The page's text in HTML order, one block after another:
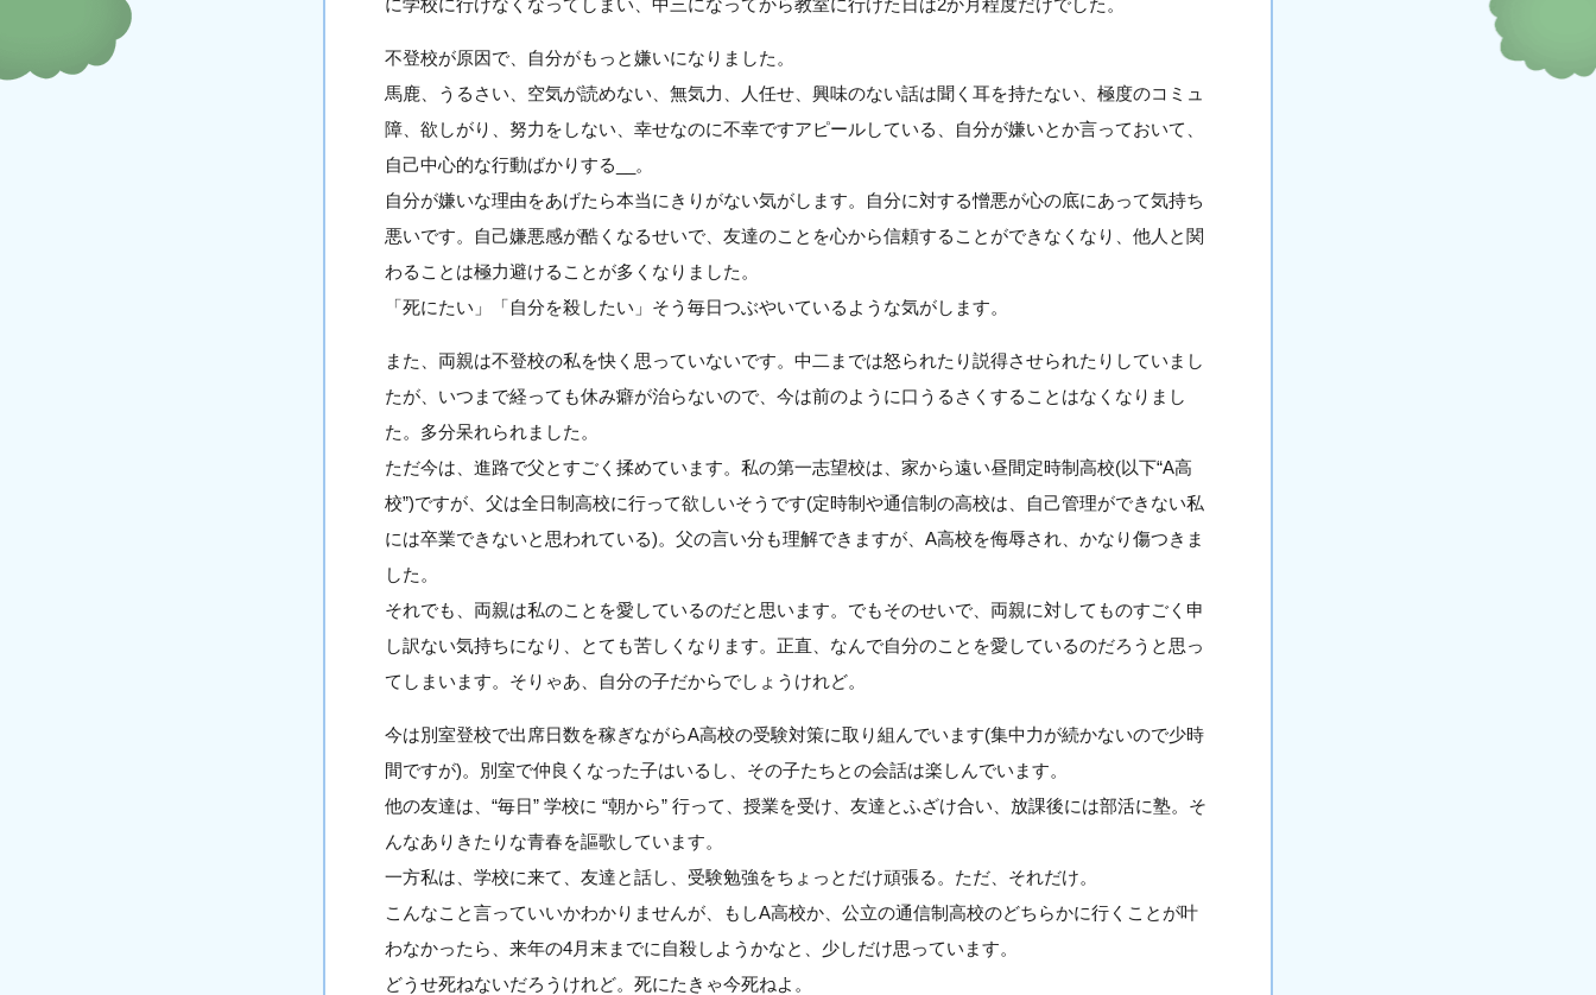
に学校に行けなくなってしまい、中三になってから教室に行けた日は2か月程度だけでした。
不登校が原因で、自分がもっと嫌いになりました。
馬鹿、うるさい、空気が読めない、無気力、人任せ、興味のない話は聞く耳を持たない、極度のコミュ
障、欲しがり、努力をしない、幸せなのに不幸ですアピールしている、自分が嫌いとか言っておいて、
自己中心的な行動ばかりする__。
自分が嫌いな理由をあげたら本当にきりがない気がします。自分に対する憎悪が心の底にあって気持ち
悪いです。自己嫌悪感が酷くなるせいで、友達のことを心から信頼することができなくなり、他人と関
わることは極力避けることが多くなりました。
「死にたい」「自分を殺したい」そう毎日つぶやいているような気がします。
また、両親は不登校の私を快く思っていないです。中二までは怒られたり説得させられたりしていまし
たが、いつまで経っても休み癖が治らないので、今は前のように口うるさくすることはなくなりまし
た。多分呆れられました。
ただ今は、進路で父とすごく揉めています。私の第一志望校は、家から遠い昼間定時制高校(以下“A高
校”)ですが、父は全日制高校に行って欲しいそうです(定時制や通信制の高校は、自己管理ができない私
には卒業できないと思われている)。父の言い分も理解できますが、A高校を侮辱され、かなり傷つきま
した。
それでも、両親は私のことを愛しているのだと思います。でもそのせいで、両親に対してものすごく申
し訳ない気持ちになり、とても苦しくなります。正直、なんで自分のことを愛しているのだろうと思っ
てしまいます。そりゃあ、自分の子だからでしょうけれど。
今は別室登校で出席日数を稼ぎながらA高校の受験対策に取り組んでいます(集中力が続かないので少時
間ですが)。別室で仲良くなった子はいるし、その子たちとの会話は楽しんでいます。
他の友達は、“毎日” 学校に “朝から” 行って、授業を受け、友達とふざけ合い、放課後には部活に塾。そ
んなありきたりな青春を謳歌しています。
一方私は、学校に来て、友達と話し、受験勉強をちょっとだけ頑張る。ただ、それだけ。
こんなこと言っていいかわかりませんが、もしA高校か、公立の通信制高校のどちらかに行くことが叶
わなかったら、来年の4月末までに自殺しようかなと、少しだけ思っています。
どうせ死ねないだろうけれど。死にたきゃ今死ねよ。